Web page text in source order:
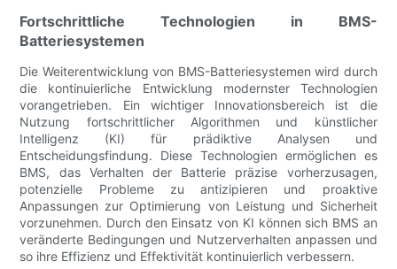
Fortschrittliche Technologien in BMS-
Batteriesystemen
Die Weiterentwicklung von BMS-Batteriesystemen wird durch
die kontinuierliche Entwicklung modernster Technologien
vorangetrieben. Ein wichtiger Innovationsbereich ist die
Nutzung fortschrittlicher Algorithmen und künstlicher
Intelligenz (KI) für prädiktive Analysen und
Entscheidungsfindung. Diese Technologien ermöglichen es
BMS, das Verhalten der Batterie präzise vorherzusagen,
potenzielle Probleme zu antizipieren und proaktive
Anpassungen zur Optimierung von Leistung und Sicherheit
vorzunehmen. Durch den Einsatz von KI können sich BMS an
veränderte Bedingungen und Nutzerverhalten anpassen und
so ihre Effizienz und Effektivität kontinuierlich verbessern.